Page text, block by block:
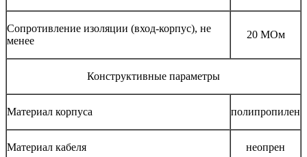
Сопротивление изоляции (вход-корпус), не
менее
20 МОм
Конструктивные параметры
Материал корпуса полипропилен
Материал кабеля неопрен